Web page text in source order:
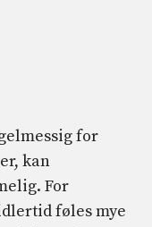
for
kan
For
føles mye